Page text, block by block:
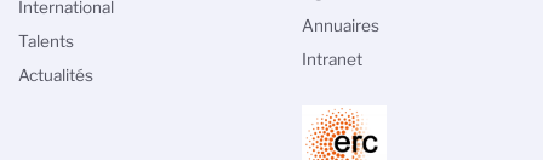
International
Talents
Actualités
Annuaires
Intranet